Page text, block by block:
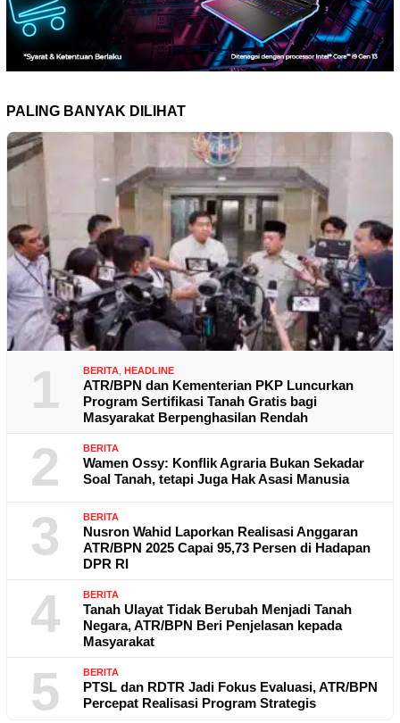
PALING BANYAK DILIHAT
1 BERITA, HEADLINE
ATR/BPN dan Kementerian PKP Luncurkan
Program Sertifikasi Tanah Gratis bagi
Masyarakat Berpenghasilan Rendah
2 BERITA
Wamen Ossy: Konflik Agraria Bukan Sekadar
Soal Tanah, tetapi Juga Hak Asasi Manusia
3 BERITA
Nusron Wahid Laporkan Realisasi Anggaran
ATR/BPN 2025 Capai 95,73 Persen di Hadapan
DPR RI
4 BERITA
Tanah Ulayat Tidak Berubah Menjadi Tanah
Negara, ATR/BPN Beri Penjelasan kepada
Masyarakat
5 BERITA
PTSL dan RDTR Jadi Fokus Evaluasi, ATR/BPN
Percepat Realisasi Program Strategis